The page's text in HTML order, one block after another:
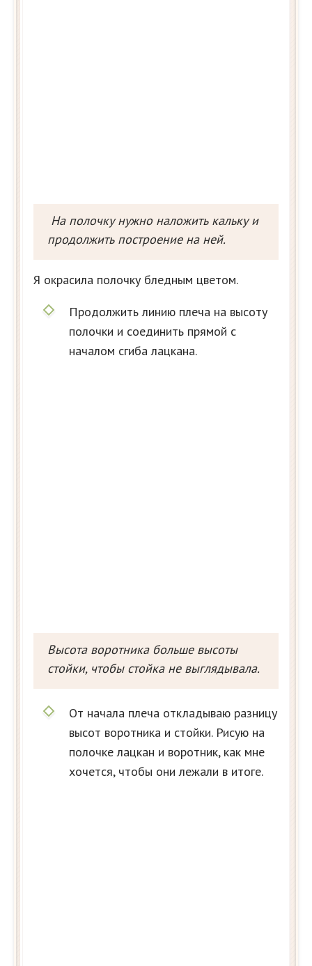
На полочку нужно наложить кальку и
продолжить построение на ней.
Я окрасила полочку бледным цветом.
Продолжить линию плеча на высоту
полочки и соединить прямой с
началом сгиба лацкана.
Высота воротника больше высоты
стойки, чтобы стойка не выглядывала.
От начала плеча откладываю разницу
высот воротника и стойки. Рисую на
полочке лацкан и воротник, как мне
хочется, чтобы они лежали в итоге.